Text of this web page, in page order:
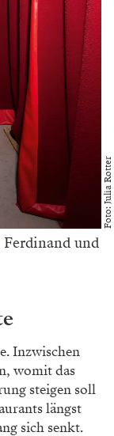
man heute
zum Diner in
das
die Schratt
Peter
liefern
Premiere
Kultur!